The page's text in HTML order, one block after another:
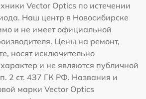
Vector Optics по истечении
Наш центр в Новосибирске
и не имеет официальной
Цены на ремонт,
носят исключительно
и не являются публичной
2 ст. 437 ГК РФ. Названия и
марки Vector Optics